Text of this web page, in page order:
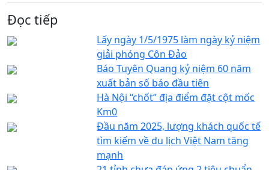
Đọc tiếp
Lấy ngày 1/5/1975 làm ngày kỷ niệm
giải phóng Côn Đảo
Báo Tuyên Quang kỷ niệm 60 năm
xuất bản số báo đầu tiên
Hà Nội “chốt” địa điểm đặt cột mốc
Km0
Đầu năm 2025, lượng khách quốc tế
tìm kiếm về du lịch Việt Nam tăng
mạnh